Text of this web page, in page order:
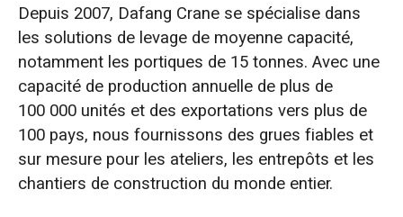
Depuis 2007, Dafang Crane se spécialise dans
les solutions de levage de moyenne capacité,
notamment les portiques de 15 tonnes. Avec une
capacité de production annuelle de plus de
100 000 unités et des exportations vers plus de
100 pays, nous fournissons des grues fiables et
sur mesure pour les ateliers, les entrepôts et les
chantiers de construction du monde entier.